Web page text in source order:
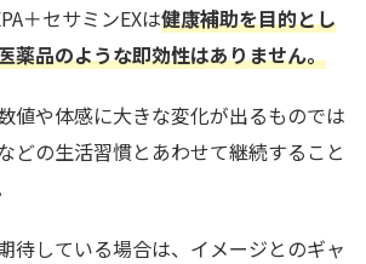
＋セサミンEXは健康補助を目的とし
薬品のような即効性はありません。
値や体感に大きな変化が出るものでは
どの生活習慣とあわせて継続すること
待している場合は、イメージとのギャ